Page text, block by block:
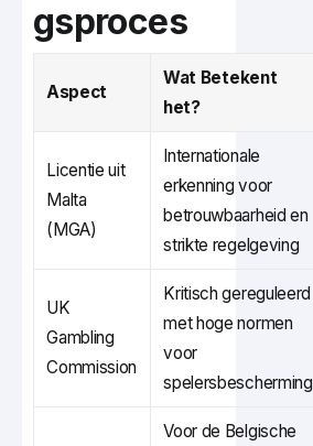
gsproces
Aspect
Wat Betekent
het?
Licentie uit
Malta
(MGA)
Internationale
erkenning voor
betrouwbaarheid en
strikte regelgeving
UK
Gambling
Commission
Kritisch gereguleerd
met hoge normen
voor
spelersbescherming
Voor de Belgische